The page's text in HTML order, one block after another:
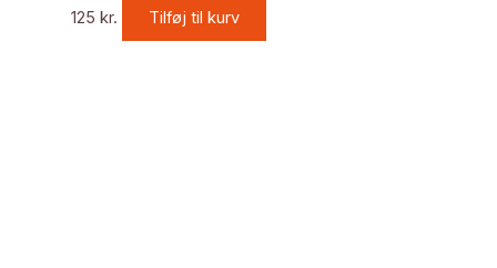
125 kr. Tilføj til kurv